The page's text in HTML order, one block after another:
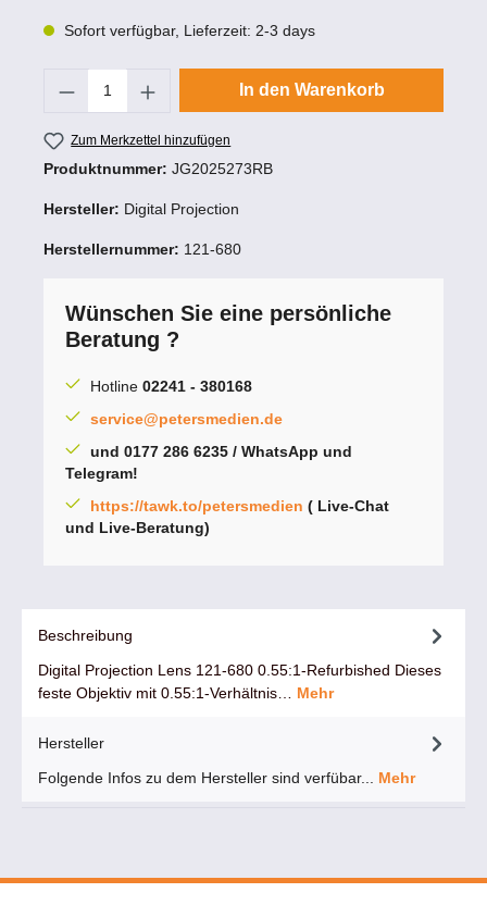
Sofort verfügbar, Lieferzeit: 2-3 days
Produkt Anzahl: Gib den gewünschten
In den Warenkorb
Zum Merkzettel hinzufügen
Produktnummer: JG2025273RB
Hersteller: Digital Projection
Herstellernummer: 121-680
Wünschen Sie eine persönliche
Beratung ?
Hotline 02241 - 380168
service@petersmedien.de
und 0177 286 6235 / WhatsApp und
Telegram!
https://tawk.to/petersmedien ( Live-Chat
und Live-Beratung)
Beschreibung
Digital Projection Lens 121-680 0.55:1-Refurbished Dieses
feste Objektiv mit 0.55:1-Verhältnis… Mehr
Hersteller
Folgende Infos zu dem Hersteller sind verfübar... Mehr